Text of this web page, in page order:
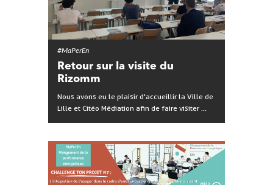
#MaPerEn
Retour sur la visite du
Rizomm
Nous avons eu le plaisir d'accueillir la Ville de
Lille et Citéo Médiation afin de faire visiter ...